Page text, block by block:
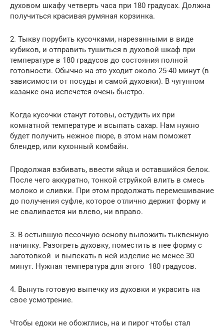
духовом шкафу четверть часа при 180 градусах. Должна
получиться красивая румяная корзинка.
2. Тыкву порубить кусочками, нарезанными в виде
кубиков, и отправить тушиться в духовой шкаф при
температуре в 180 градусов до состояния полной
готовности. Обычно на это уходит около 25-40 минут (в
зависимости от посуды и самой духовки). В чугунном
казанке она испечется очень быстро.
Когда кусочки станут готовы, остудить их при
комнатной температуре и всыпать сахар. Нам нужно
будет получить нежное пюре, в этом нам поможет
блендер, или кухонный комбайн.
Продолжая взбивать, ввести яйца и оставшийся белок.
После чего аккуратно, тонкой струйкой влить в смесь
молоко и сливки. При этом продолжать перемешивание
до получения суфле, которое отлично держит форму и
не сваливается ни влево, ни вправо.
3. В остывшую песочную основу выложить тыквенную
начинку. Разогреть духовку, поместить в нее форму с
заготовкой и выпекать в ней изделие не менее 30
минут. Нужная температура для этого 180 градусов.
4. Вынуть готовую выпечку из духовки и украсить на
свое усмотрение.
Чтобы едоки не обожглись, на и пирог чтобы стал